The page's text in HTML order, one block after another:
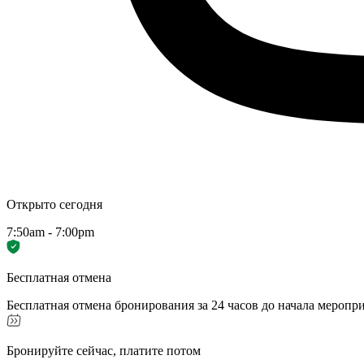
Открыто сегодня
7:50am - 7:00pm
Бесплатная отмена
Бесплатная отмена бронирования за 24 часов до начала
Бронируйте сейчас, платите потом